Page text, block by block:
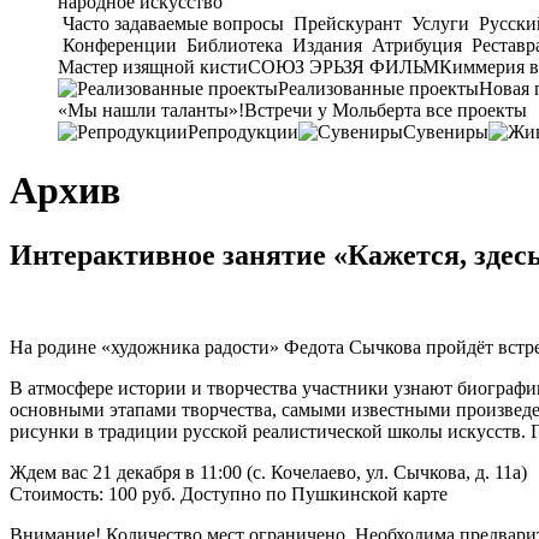
Часто задаваемые вопросы Прейскурант Услуги
Конференции Библиотека Издания Атрибуция
Мастер изящной кистиСОЮЗ ЭРЬЗЯ ФИЛЬМКиммерия
Реализованные проектыНовая
«Мы нашли таланты»!Встречи у Мольберта все проекты
Репродукции
Сувениры
Архив
Интерактивное занятие «Кажется,
На родине «художника радости» Федота Сычкова пройдёт
В атмосфере истории и творчества участники узнают
основными этапами творчества, самыми известными
рисунки в традиции русской реалистической школы
Ждем вас 21 декабря в 11:00 (с. Кочелаево, ул. Сычкова, д. 11а)
Стоимость: 100 руб. Доступно по Пушкинской карте
Внимание! Количество мест ограничено. Необходима